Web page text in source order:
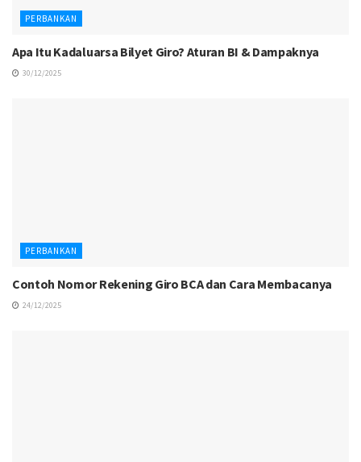
PERBANKAN
Apa Itu Kadaluarsa Bilyet Giro? Aturan BI & Dampaknya
30/12/2025
PERBANKAN
Contoh Nomor Rekening Giro BCA dan Cara Membacanya
24/12/2025